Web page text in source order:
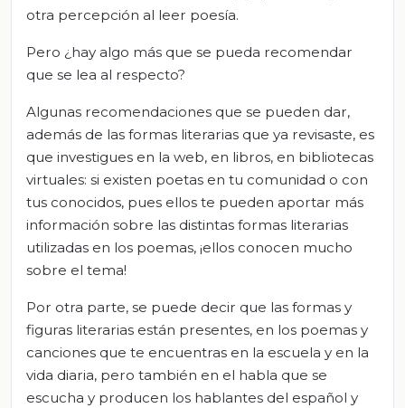
otra percepción al leer poesía.
Pero ¿hay algo más que se pueda recomendar
que se lea al respecto?
Algunas recomendaciones que se pueden dar,
además de las formas literarias que ya revisaste, es
que investigues en la web, en libros, en bibliotecas
virtuales: si existen poetas en tu comunidad o con
tus conocidos, pues ellos te pueden aportar más
información sobre las distintas formas literarias
utilizadas en los poemas, ¡ellos conocen mucho
sobre el tema!
Por otra parte, se puede decir que las formas y
figuras literarias están presentes, en los poemas y
canciones que te encuentras en la escuela y en la
vida diaria, pero también en el habla que se
escucha y producen los hablantes del español y